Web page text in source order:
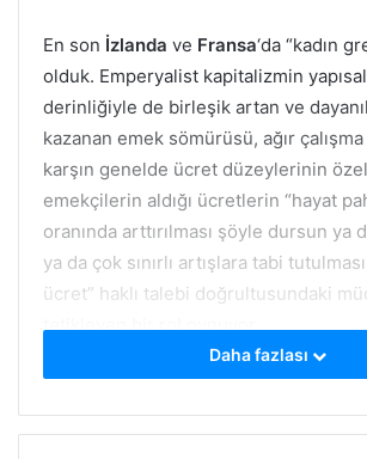
En son İzlanda ve Fransa‘da “kadın
olduk. Emperyalist kapitalizmin yapısal
derinliğiyle de birleşik artan ve
kazanan emek sömürüsü, ağır
karşın genelde ücret düzeylerinin
emekçilerin aldığı ücretlerin “hayat
oranında arttırılması şöyle dursun ya
ya da çok sınırlı artışlara tabi
ücret” haklı talebi doğrultusundaki
tetikleyen bir rol oynuyor.
Almanya‘da merkezi Berlin’de bulunan
VdK/Sozialverband VdK Deutschland
Daha fazlası